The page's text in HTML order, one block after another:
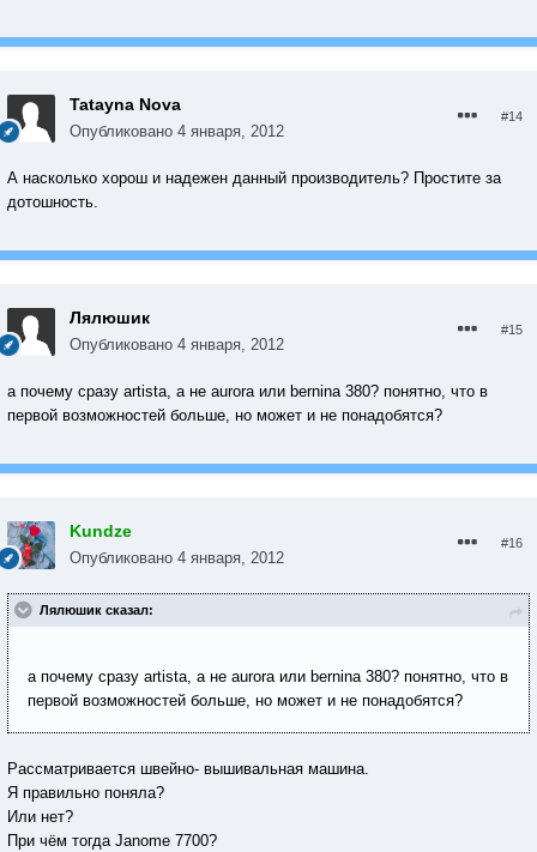
Tatayna Nova
Опубликовано 4 января, 2012
#14
А насколько хорош и надежен данный производитель? Простите за
дотошность.
Лялюшик
Опубликовано 4 января, 2012
#15
а почему сразу artista, а не aurora или bernina 380? понятно, что в
первой возможностей больше, но может и не понадобятся?
Kundze
Опубликовано 4 января, 2012
#16
Лялюшик сказал:
а почему сразу artista, а не aurora или bernina 380? понятно, что в
первой возможностей больше, но может и не понадобятся?
Рассматривается швейно- вышивальная машина.
Я правильно поняла?
Или нет?
При чём тогда Janome 7700?